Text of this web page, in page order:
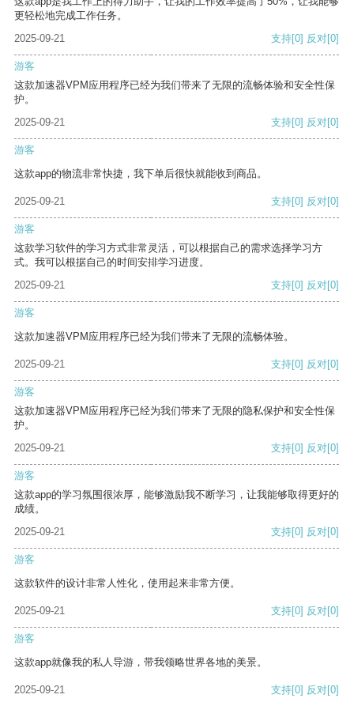
更轻松地完成工作任务。
2025-09-21
支持[0] 反对[0]
游客
这款加速器VPM应用程序已经为我们带来了无限的流畅体验和安全性保
护。
2025-09-21
支持[0] 反对[0]
游客
这款app的物流非常快捷，我下单后很快就能收到商品。
2025-09-21 支持[0] 反对[0]
游客
这款学习软件的学习方式非常灵活，可以根据自己的需求选择学习方
式。我可以根据自己的时间安排学习进度。
2025-09-21
支持[0] 反对[0]
游客
这款加速器VPM应用程序已经为我们带来了无限的流畅体验。
2025-09-21 支持[0] 反对[0]
游客
这款加速器VPM应用程序已经为我们带来了无限的隐私保护和安全性保
护。
2025-09-21
支持[0] 反对[0]
游客
这款app的学习氛围很浓厚，能够激励我不断学习，让我能够取得更好的
成绩。
2025-09-21
支持[0] 反对[0]
游客
这款软件的设计非常人性化，使用起来非常方便。
2025-09-21 支持[0] 反对[0]
游客
这款app就像我的私人导游，带我领略世界各地的美景。
2025-09-21 支持[0] 反对[0]